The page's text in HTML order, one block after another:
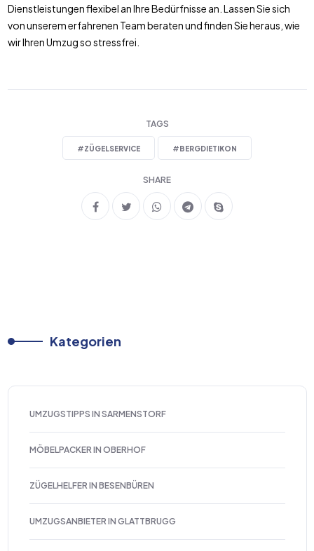
Dienstleistungen flexibel an Ihre Bedürfnisse an. Lassen Sie sich
von unserem erfahrenen Team beraten und finden Sie heraus, wie
wir Ihren Umzug so stressfrei.
TAGS
#ZÜGELSERVICE #BERGDIETIKON
SHARE
Kategorien
UMZUGSTIPPS IN SARMENSTORF
MÖBELPACKER IN OBERHOF
ZÜGELHELFER IN BESENBÜREN
UMZUGSANBIETER IN GLATTBRUGG